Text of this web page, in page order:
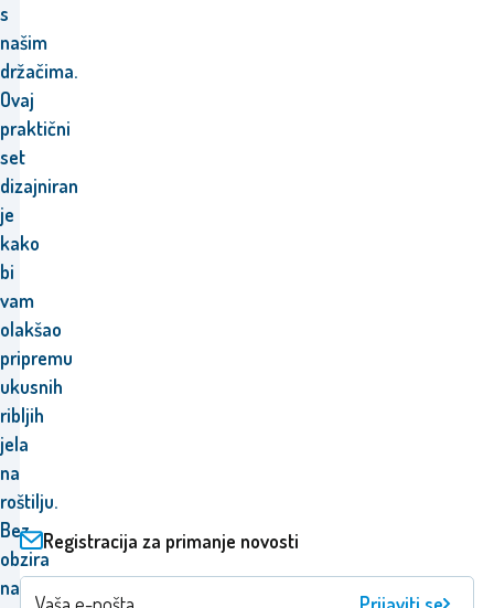
s
našim
držačima.
Ovaj
praktični
set
dizajniran
je
kako
bi
vam
olakšao
pripremu
ukusnih
ribljih
jela
na
roštilju.
Bez
obzira
na
Registracija za primanje novosti